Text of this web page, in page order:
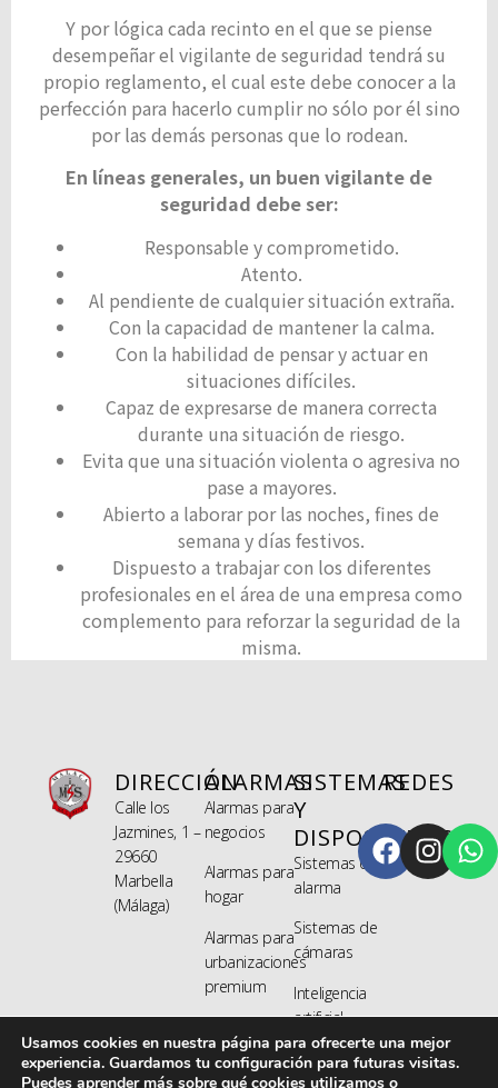
Y por lógica cada recinto en el que se piense
desempeñar el vigilante de seguridad tendrá su
propio reglamento, el cual este debe conocer a la
perfección para hacerlo cumplir no sólo por él sino
por las demás personas que lo rodean.
En líneas generales, un buen vigilante de
seguridad debe ser:
Responsable y comprometido.
Atento.
Al pendiente de cualquier situación extraña.
Con la capacidad de mantener la calma.
Con la habilidad de pensar y actuar en
situaciones difíciles.
Capaz de expresarse de manera correcta
durante una situación de riesgo.
Evita que una situación violenta o agresiva no
pase a mayores.
Abierto a laborar por las noches, fines de
semana y días festivos.
Dispuesto a trabajar con los diferentes
profesionales en el área de una empresa como
complemento para reforzar la seguridad de la
misma.
DIRECCIÓN
Calle los
Jazmines, 1 –
29660
Marbella
(Málaga)
ALARMAS
Alarmas para
negocios
Alarmas para
hogar
Alarmas para
urbanizaciones
premium
SISTEMAS
Y
DISPOSITIVOS
Sistemas de
alarma
Sistemas de
cámaras
Inteligencia
artificial
REDES
Usamos cookies en nuestra página para ofrecerte una mejor
experiencia. Guardamos tu configuración para futuras visitas.
Puedes aprender más sobre qué cookies utilizamos o